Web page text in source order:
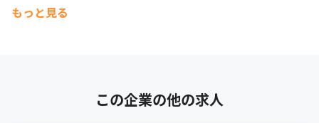
もっと見る
この企業の他の求人